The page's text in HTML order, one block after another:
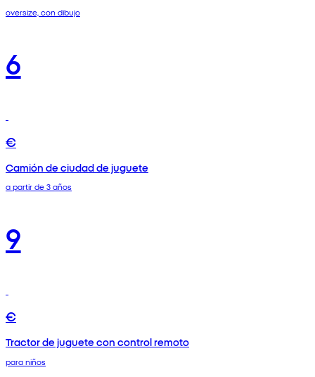
oversize, con dibujo
6
€
Camión de ciudad de juguete
a partir de 3 años
9
€
Tractor de juguete con control remoto
para niños